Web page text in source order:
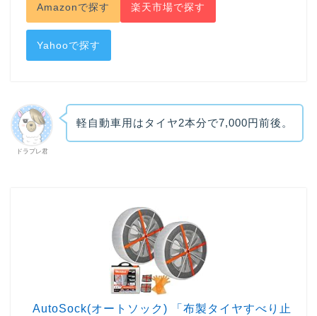
Amazonで探す 楽天市場で探す
Yahooで探す
ドラプレ君
軽自動車用はタイヤ2本分で7,000円前後。
AutoSock(オートソック) 「布製タイヤすべり止